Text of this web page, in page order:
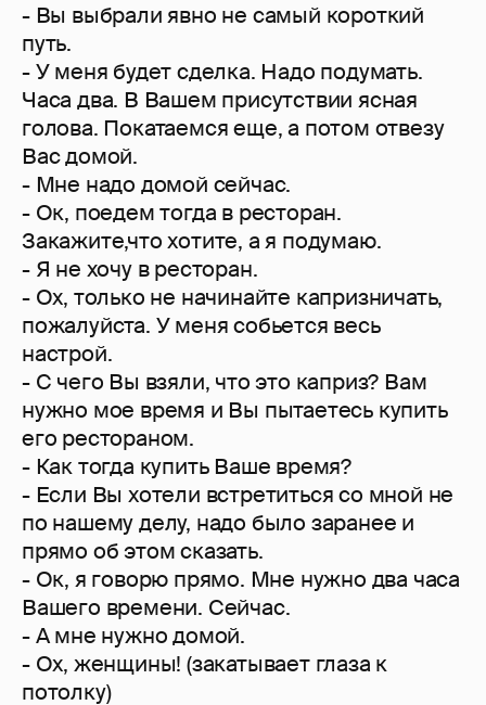
- Вы выбрали явно не самый короткий
путь.
- У меня будет сделка. Надо подумать.
Часа два. В Вашем присутствии ясная
голова. Покатаемся еще, а потом отвезу
Вас домой.
- Мне надо домой сейчас.
- Ок, поедем тогда в ресторан.
Закажите,что хотите, а я подумаю.
- Я не хочу в ресторан.
- Ох, только не начинайте капризничать,
пожалуйста. У меня собьется весь
настрой.
- С чего Вы взяли, что это каприз? Вам
нужно мое время и Вы пытаетесь купить
его рестораном.
- Как тогда купить Ваше время?
- Если Вы хотели встретиться со мной не
по нашему делу, надо было заранее и
прямо об этом сказать.
- Ок, я говорю прямо. Мне нужно два часа
Вашего времени. Сейчас.
- А мне нужно домой.
- Ох, женщины! (закатывает глаза к
потолку)